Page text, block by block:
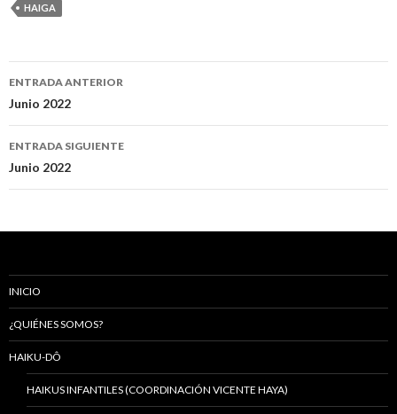
HAIGA
Navegación
de
entradas
ENTRADA ANTERIOR
Junio 2022
ENTRADA SIGUIENTE
Junio 2022
INICIO
¿QUIÉNES SOMOS?
HAIKU-DÔ
HAIKUS INFANTILES (COORDINACIÓN VICENTE HAYA)